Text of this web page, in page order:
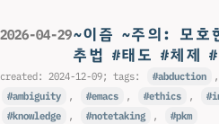
2026-04-29~이즘 ~주의: 모호
추법 #태도 #체제 #
created: 2024-12-09; tags: abduction ,
ambiguity
, emacs , ethics ,
knowledge
, notetaking , pkm